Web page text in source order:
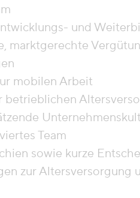
und
marktgerechte
mobilen Arbeit
betrieblichen
Team
sowie kurze
zur Altersversorgung